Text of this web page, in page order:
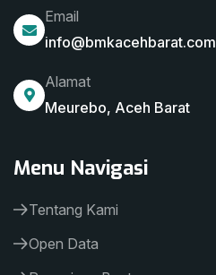
Email
info@bmkacehbarat.com
Alamat
Meurebo, Aceh Barat
Menu Navigasi
Tentang Kami
Open Data